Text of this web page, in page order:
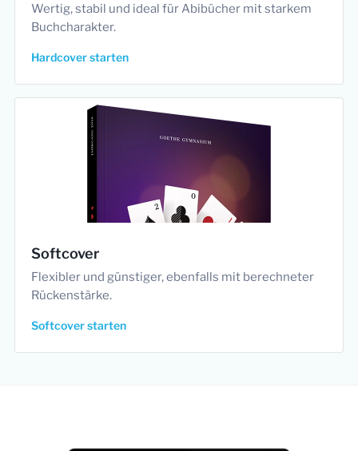
Wertig, stabil und ideal für Abibücher mit starkem
Buchcharakter.
Hardcover starten
Softcover
Flexibler und günstiger, ebenfalls mit berechneter
Rückenstärke.
Softcover starten